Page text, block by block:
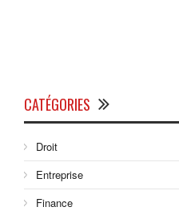
CATÉGORIES
Droit
Entreprise
Finance